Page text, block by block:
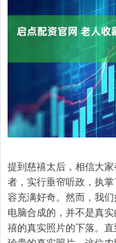
提到慈禧太后，相信大
者，实行垂帘听政，执
容充满好奇。然而，我
电脑合成的，并不是真
禧的真实照片的下落。